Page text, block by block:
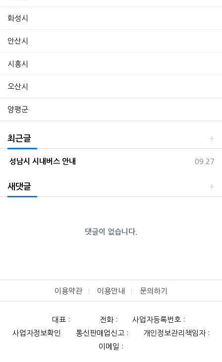
화성시
안산시
시흥시
오산시
양평군
최근글
등록일
09.27
성남시 시내버스 안내
새댓글
댓글이 없습니다.
이용약관 이용안내 문의하기
대표 : 전화 :
사업자등록번호 :
사업자정보확인
통신판매업신고 :
개인정보관리책임자 :
이메일 :